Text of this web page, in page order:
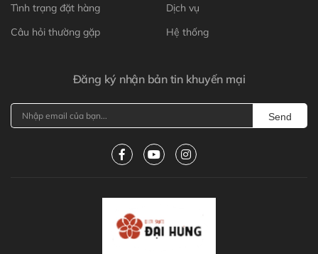
Tình trạng đặt hàng
Câu hỏi thường gặp
Dịch vụ
Hệ thống
Đăng ký nhận bản tin khuyến mại
Send